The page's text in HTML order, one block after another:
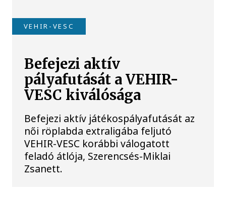
VEHIR-VESC
Befejezi aktív
pályafutását a VEHIR-
VESC kiválósága
Befejezi aktív játékospályafutását az
női röplabda extraligába feljutó
VEHIR-VESC korábbi válogatott
feladó átlója, Szerencsés-Miklai
Zsanett.